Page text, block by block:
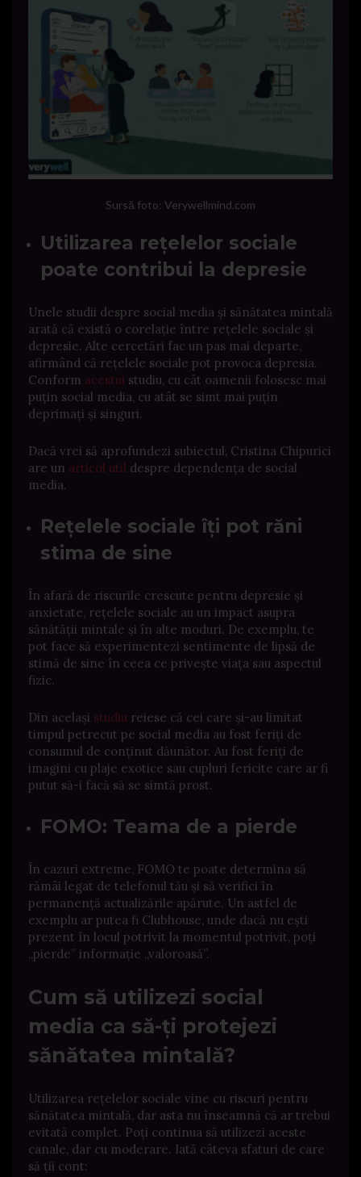
Sursă foto: Verywellmind.com
Utilizarea rețelelor sociale
poate contribui la depresie
Unele studii despre social media și sănătatea mintală
arată că există o corelație între rețelele sociale și
depresie. Alte cercetări fac un pas mai departe,
afirmând că rețelele sociale pot provoca depresia.
Conform acestui studiu, cu cât oamenii folosesc mai
puțin social media, cu atât se simt mai puțin
deprimați și singuri.
Dacă vrei să aprofundezi subiectul, Cristina Chipurici
are un articol util despre dependența de social
media.
Rețelele sociale îți pot răni
stima de sine
În afară de riscurile crescute pentru depresie și
anxietate, rețelele sociale au un impact asupra
sănătății mintale și în alte moduri. De exemplu, te
pot face să experimentezi sentimente de lipsă de
stimă de sine în ceea ce privește viața sau aspectul
fizic.
Din același studiu reiese că cei care și-au limitat
timpul petrecut pe social media au fost feriți de
consumul de conținut dăunător. Au fost feriți de
imagini cu plaje exotice sau cupluri fericite care ar fi
putut să-i facă să se simtă prost.
FOMO: Teama de a pierde
În cazuri extreme, FOMO te poate determina să
rămâi legat de telefonul tău și să verifici în
permanență actualizările apărute. Un astfel de
exemplu ar putea fi Clubhouse, unde dacă nu ești
prezent în locul potrivit la momentul potrivit, poți
„pierde” informație „valoroasă”.
Cum să utilizezi social
media ca să-ți protejezi
sănătatea mintală?
Utilizarea rețelelor sociale vine cu riscuri pentru
sănătatea mintală, dar asta nu înseamnă că ar trebui
evitată complet. Poți continua să utilizezi aceste
canale, dar cu moderare. Iată câteva sfaturi de care
să ții cont: